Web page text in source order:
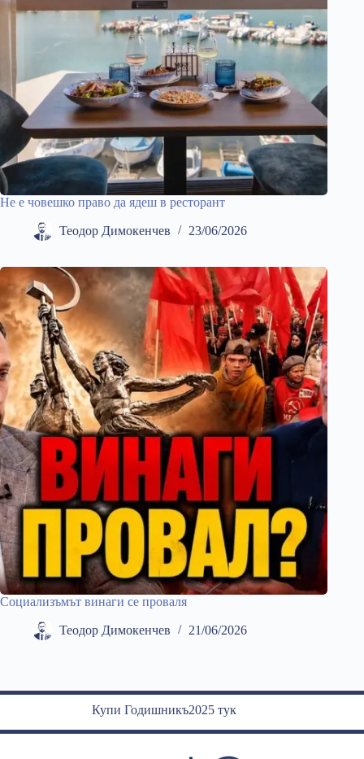
Не е човешко право да ядеш в ресторант
Теодор Димокенчев 23/06/2026
Социализъмът винаги се проваля
Теодор Димокенчев 21/06/2026
Купи Годишникъ2025 тук